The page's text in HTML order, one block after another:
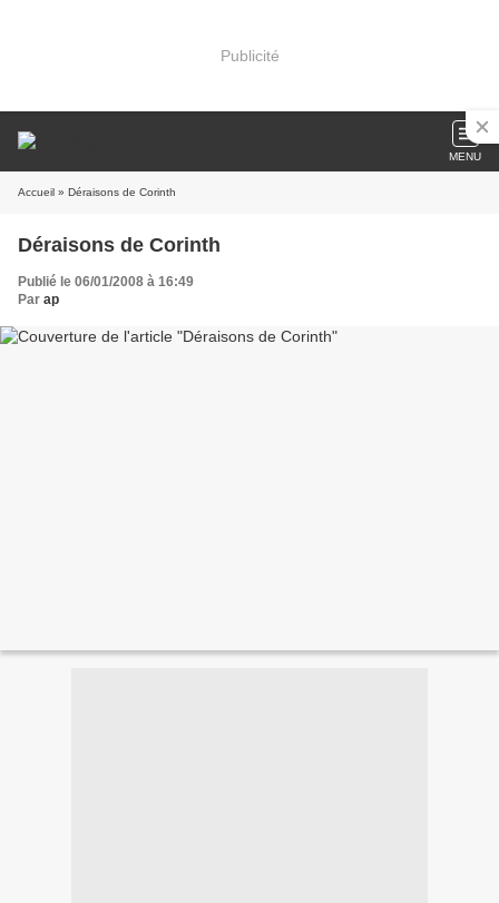
Publicité
MENU
Accueil » Déraisons de Corinth
Déraisons de Corinth
Publié le 06/01/2008 à 16:49
Par ap